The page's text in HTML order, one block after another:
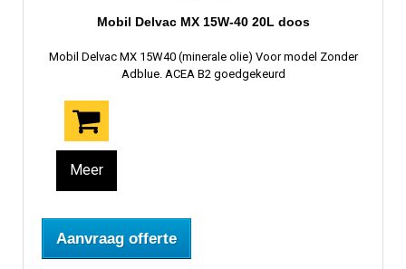
Mobil Delvac MX 15W-40 20L doos
Mobil Delvac MX 15W40 (minerale olie) Voor model Zonder
Adblue. ACEA B2 goedgekeurd
Meer
Aanvraag offerte